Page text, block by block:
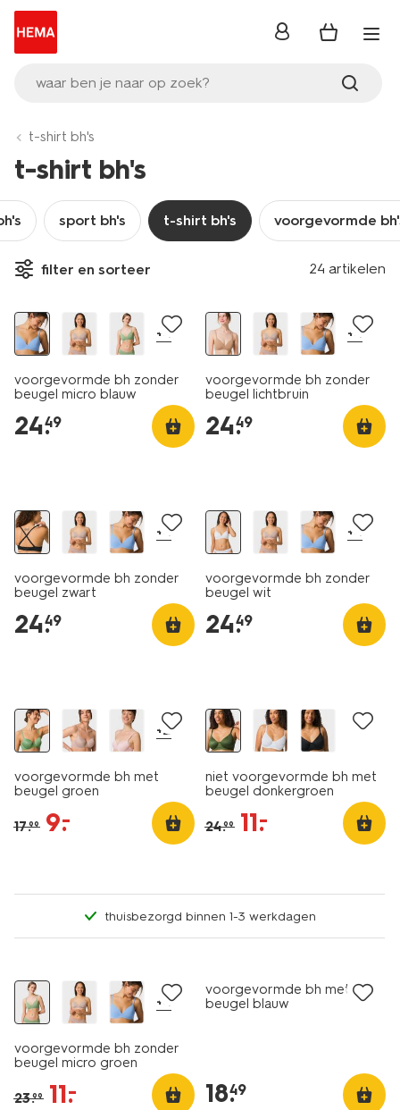
waar ben je naar op zoek?
inloggen
t-shirt bh's
t-shirt bh's
sport bh's t-shirt bh's voorgevormde
filter en sorteer 24 artikelen
+4
voorgevormde bh zonder
beugel micro blauw
24.
49
+4
voorgevormde bh zonder
beugel lichtbruin
24.
49
+4
voorgevormde bh zonder
beugel zwart
24.
49
+4
voorgevormde bh zonder
beugel wit
24.
49
+2
voorgevormde bh met
beugel groen
17.99 9.
–
niet voorgevormde bh met
beugel donkergroen
24.99 11.
–
thuisbezorgd binnen 1-3 werkdagen
+4
voorgevormde bh zonder
beugel micro groen
23.99 11.
–
voorgevormde bh met
beugel blauw
18.
49